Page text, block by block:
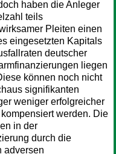
haben die Anleger
teils
Pleiten einen
eingesetzten Kapitals
deutscher
liegen
können noch nicht
signifikanten
weniger erfolgreicher
werden. Die
in der
durch die
adversen